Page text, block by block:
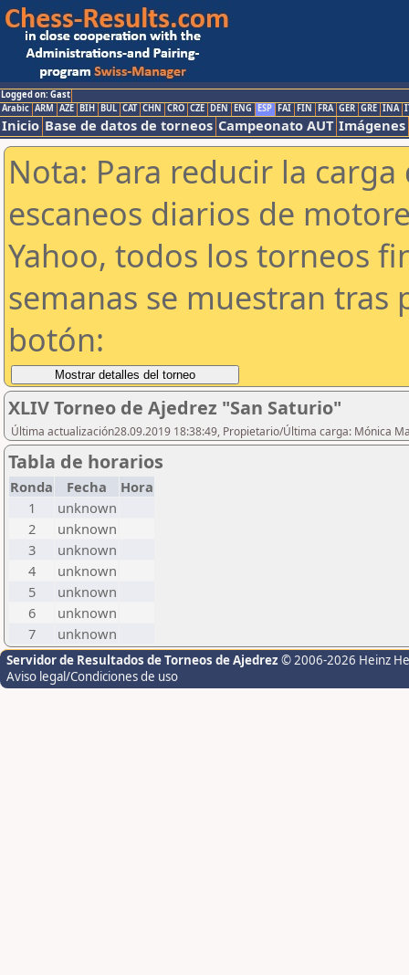
Logged on: Gast
Arabic ARM AZE BIH BUL CAT CHN CRO CZE DEN ENG ESP FAI FIN FRA GER GRE INA
Inicio Base de datos de torneos Campeonato AUT Imágenes
Nota: Para reducir la
escaneos diarios de
Yahoo, todos los torneos
semanas se muestran tras
botón:
XLIV Torneo de Ajedrez "San Saturio"
Última actualización28.09.2019 18:38:49, Propietario/Última carga: Mónica
Tabla de horarios
Ronda Fecha
Hora
1
unknown
2
unknown
3
unknown
4
unknown
5
unknown
6
unknown
7
unknown
Servidor de Resultados de Torneos de Ajedrez © 2006-2026 Heinz
Aviso legal/Condiciones de uso